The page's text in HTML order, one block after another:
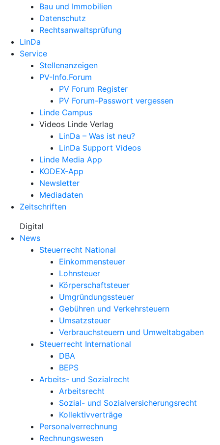
Bau und Immobilien
Datenschutz
Rechtsanwalts­prüfung
LinDa
Service
Stellenanzeigen
PV-Info.Forum
PV Forum Register
PV Forum-Passwort vergessen
Linde Campus
Videos Linde Verlag
LinDa – Was ist neu?
LinDa Support Videos
Linde Media App
KODEX-App
Newsletter
Mediadaten
Zeitschriften
Digital
News
Steuerrecht National
Einkommensteuer
Lohnsteuer
Körperschaftsteuer
Umgründungssteuer
Gebühren und Verkehrsteuern
Umsatzsteuer
Verbrauchsteuern und Umweltabgaben
Steuerrecht International
DBA
BEPS
Arbeits- und Sozialrecht
Arbeitsrecht
Sozial- und Sozialversicherungsrecht
Kollektivverträge
Personalverrechnung
Rechnungswesen